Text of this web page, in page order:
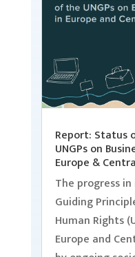
Report:
UNGPs on
Europe &
The progress
Guiding
Human Rights
Europe and